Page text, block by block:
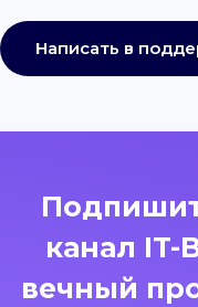
Написать в
канал IT-
вечный